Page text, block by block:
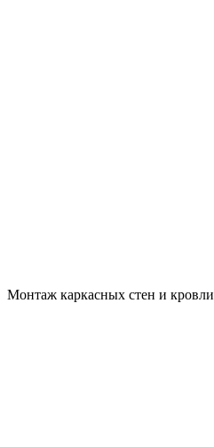
Монтаж каркасных стен и кровли